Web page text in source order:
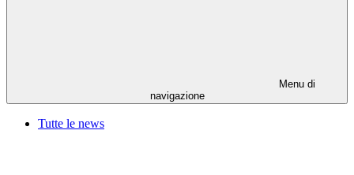
Menu di
navigazione
Tutte le news